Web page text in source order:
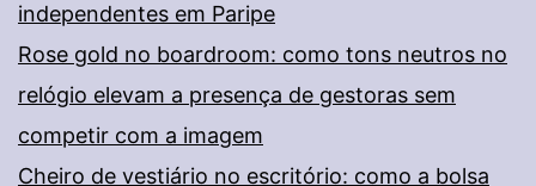
independentes em Paripe
Rose gold no boardroom: como tons neutros no
relógio elevam a presença de gestoras sem
competir com a imagem
Cheiro de vestiário no escritório: como a bolsa